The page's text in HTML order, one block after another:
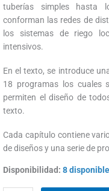
tuberías simples hasta
conforman las redes de
los sistemas de riego
intensivos.
En el texto, se introduce
18 programas los cuales
permiten el diseño de
texto.
Cada capítulo contiene
de diseños y una serie de
Disponibilidad: 8